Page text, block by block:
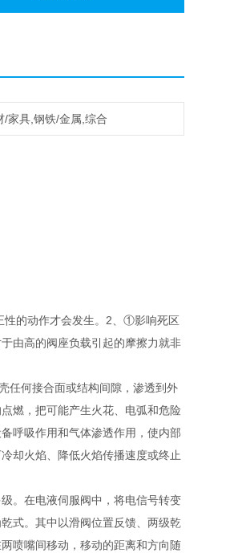
/家具,钢铁/金属,综合
性的动作才会发生。2、①影响死区
由高的阀座负载引起的摩擦力就非
任何接合面或结构间隙，渗透到外
燃，把可能产生火花、电弧和危险
呼吸作用和气体渗透作用，使内部
却火焰、降低火焰传播速度或终止
。在电液伺服阀中，将电信号转变
式。其中以滑阀位置反馈、两级乾
喷嘴间移动，移动的距离和方向随